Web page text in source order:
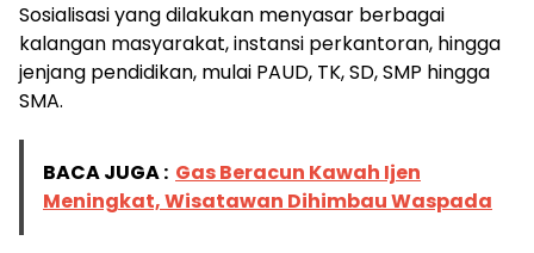
Sosialisasi yang dilakukan menyasar berbagai
kalangan masyarakat, instansi perkantoran, hingga
jenjang pendidikan, mulai PAUD, TK, SD, SMP hingga
SMA.
BACA JUGA : Gas Beracun Kawah Ijen
Meningkat, Wisatawan Dihimbau Waspada